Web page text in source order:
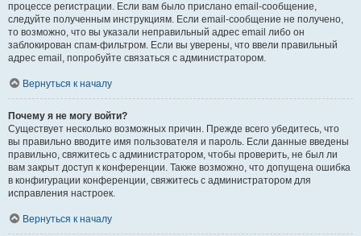
процессе регистрации. Если вам было прислано email-сообщение,
следуйте полученным инструкциям. Если email-сообщение не получено,
то возможно, что вы указали неправильный адрес email либо он
заблокирован спам-фильтром. Если вы уверены, что ввели правильный
адрес email, попробуйте связаться с администратором.
Вернуться к началу
Почему я не могу войти?
Существует несколько возможных причин. Прежде всего убедитесь, что
вы правильно вводите имя пользователя и пароль. Если данные введены
правильно, свяжитесь с администратором, чтобы проверить, не был ли
вам закрыт доступ к конференции. Также возможно, что допущена ошибка
в конфигурации конференции, свяжитесь с администратором для
исправления настроек.
Вернуться к началу